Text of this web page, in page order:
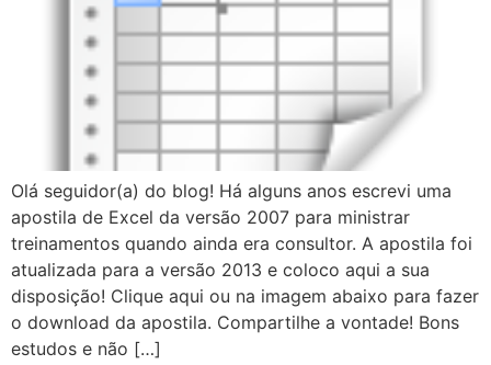
Olá seguidor(a) do blog! Há alguns anos escrevi uma
apostila de Excel da versão 2007 para ministrar
treinamentos quando ainda era consultor. A apostila foi
atualizada para a versão 2013 e coloco aqui a sua
disposição! Clique aqui ou na imagem abaixo para fazer
o download da apostila. Compartilhe a vontade! Bons
estudos e não […]